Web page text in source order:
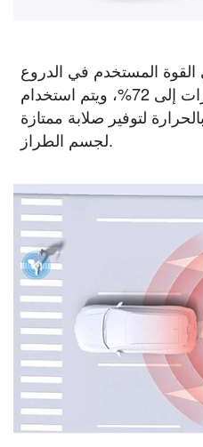
القوة المستخدم في الدروع
الواقية لحاملات الطائرات إلى 72%، ويتم استخدام
لتوفير صلابة ممتازة
لجسم الطراز.